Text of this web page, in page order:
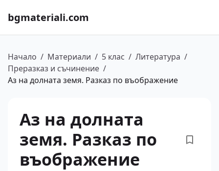
bgmateriali.com
Начало / Материали / 5 клас / Литература /
Преразказ и съчинение /
Аз на долната земя. Разказ по въображение
Аз на долната
земя. Разказ по
въображение